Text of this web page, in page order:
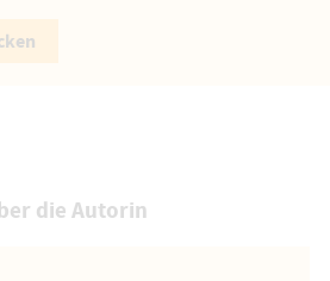
die Autorin